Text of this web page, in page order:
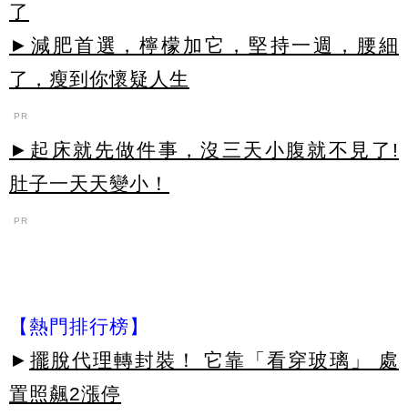
了
►減肥首選，檸檬加它，堅持一週，腰細
了，瘦到你懷疑人生
PR
►起床就先做件事，沒三天小腹就不見了!
肚子一天天變小！
PR
【熱門排行榜】
► 擺脫代理轉封裝！ 它靠「看穿玻璃」 處
置照飆2漲停